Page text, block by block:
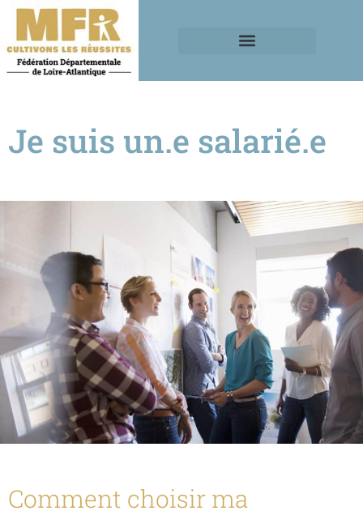
Je suis un.e salarié.e
Comment choisir ma